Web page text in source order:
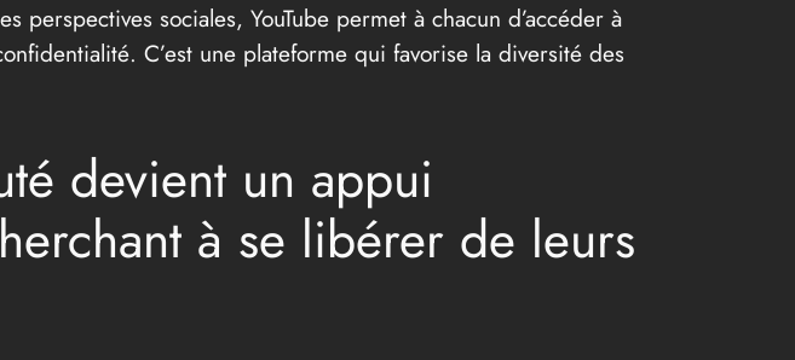
sociales, YouTube permet à chacun d’accéder à
C’est une plateforme qui favorise la diversité des
devient un appui
à se libérer de leurs